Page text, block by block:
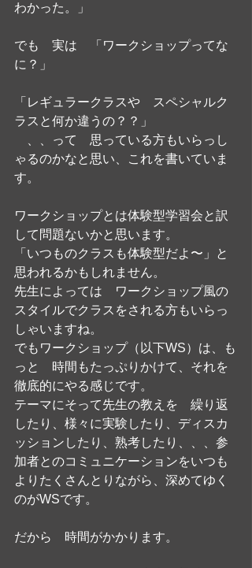
わかった。」
でも　実は　「ワークショップってな
に？」
「レギュラークラスや　スペシャルク
ラスと何か違うの？？」
、、って　思っている方もいらっし
ゃるのかなと思い、これを書いていま
す。
ワークショップとは体験型学習会と訳
して問題ないかと思います。
「いつものクラスも体験型だよ〜」と
思われるかもしれません。
先生によっては　ワークショップ風の
スタイルでクラスをされる方もいらっ
しゃいますね。
でもワークショップ（以下WS）は、も
っと　時間もたっぷりかけて、それを
徹底的にやる感じです。
テーマにそって先生の教えを　繰り返
したり、様々に実験したり、ディスカ
ッションしたり、熟考したり、、、参
加者とのコミュニケーションをいつも
よりたくさんとりながら、深めてゆく
のがWSです。
だから　時間がかかります。